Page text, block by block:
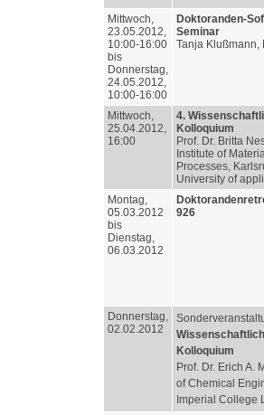
Mittwoch,
23.05.2012,
10:00-16:00
bis
Donnerstag,
24.05.2012,
10:00-16:00
Doktoranden-
Seminar
Tanja Klußmann,
Mittwoch,
25.04.2012,
16:00
4.
Kolloquium
Prof. Dr. Britta
Institute of
Processes,
University of
Montag,
05.03.2012
bis
Dienstag,
06.03.2012
926
Donnerstag,
02.02.2012
Kolloquium
Prof. Dr. Erich A.
of Chemical
Imperial College